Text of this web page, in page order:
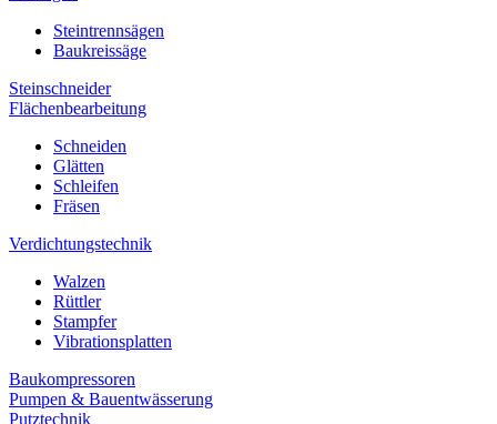
Steintrennsägen
Baukreissäge
Steinschneider
Flächenbearbeitung
Schneiden
Glätten
Schleifen
Fräsen
Verdichtungstechnik
Walzen
Rüttler
Stampfer
Vibrationsplatten
Baukompressoren
Pumpen & Bauentwässerung
Putztechnik